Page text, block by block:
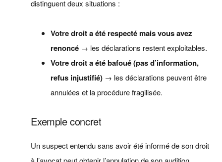
distinguent deux situations :
Votre droit a été respecté mais vous avez
renoncé → les déclarations restent exploitables.
Votre droit a été bafoué (pas d’information,
refus injustifié) → les déclarations peuvent être
annulées et la procédure fragilisée.
Exemple concret
Un suspect entendu sans avoir été informé de son droit